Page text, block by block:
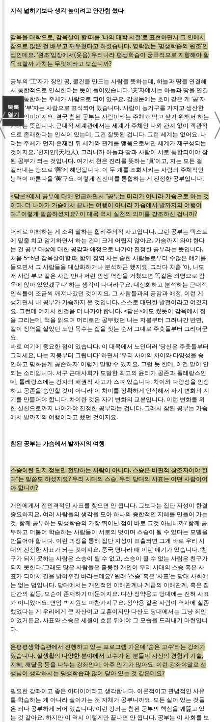
지식 넓히기보다 생각 높이려고 안간힘 썼다
감옥을 대학으로, 감옥살이 할 때를 ‘나의 대학 시절’로 표현하면서 그 안에서
참으로 많은 걸 배우고 깨우쳤다고 하셨습니다. 영락없는 ‘평생학습의 원조’인
셈인데요. ‘원조’입장에서(웃음) 우리나라 평생학습이 궁극적으로 지향해야 할
목표랄까 가치는 무엇이라고 보십니까?
공부의 ‘工’자가 장인 공, 물건을 만드는 사람을 뜻하는데, 하늘과 땅을 연결해
서 통합적으로 인식한다는 뜻이 들어있습니다. ‘夫’자에서는 하늘과 땅을 연결
하고 통합하는 주체가 사람으로 되어 있구요. 갑골문에는 호미 같은 게 ‘공’자
이고, ‘부’자는 사람으로 표식되어 있습니다. 사람이 농기구를 가지고 생산한
다는 의미이지요. 결국 참된 공부는 사람이라는 주체가 먹고 살기 위해서 하는
거라는 뜻입니다. 근대적 세계관에서는 세계가 주체인 나와 관계 없이 객관적
으로 존재한다는 인식이 있는데, 그건 잘못된 겁니다. 그런 세계는 없어요. 나
라는 주체가 먼저 존재한 뒤 세계와 관계를 맺음으로써만 세계가 재구성되는
것이지요. ‘천지인’(天地人), 그러니까 하늘과 땅과 사람이 서로 통합되어야 참
된 공부가 되는 것입니다. 여기서 천은 진리를 뜻하는 ‘眞’이고, 지는 모든 걸
길러내는 땅으로 ‘善’에 해당됩니다. 이 두 개를 조화시키는 사람의 주체적인
능력이 아름다울 ‘美’구요. 이렇게 진선미를 통합하는 게 진정한 공부입니다.
<담론>에서 공부에 대해 언급하면서 “공부는 머리가 아니라 가슴으로 하는 것
이다. 더 나아가 가슴에서 끝나는 여행이 아니라 가슴에서 발까지의 여행이
다.” 이렇게 말씀하셨지요? 이 대목 역시 실천의 의미를 강조하신 겁니까?
머리로 이해하는 게 소위 말하는 합리주의적 사고입니다. 그런 공부는 텍스트
에 밑줄 치고 암기하면서 하는 건데 크게 어렵지 않아요. 가슴까지 와야 한다
는 건 공부 대상에 대한 공감과 애정으로 나가야 진정한 공부라는 뜻입니다.
처음 5~6년 감옥살이할 때 함께 징역 사는 숱한 사람들로부터 수많은 얘기를
들으면서 그 사람들을 대상화하거나 분석하곤 했지요. 그러다 차츰 ‘아, 나도
저 사람 부모 같은 사람 만나 저런 인생 역정을 거쳤으면 똑같은 죄명으로 감
옥에 앉아 있었겠구나’ 하는 생각이 나더라구요. 대상화하고 분석하는 근대적
인식틀이 조금씩 깨져나갔던 것이지요. 그 사람들과의 공감과 애정, 이런 게
생기면서 내 공부가 가슴까지 온 것입니다. 스스로 대단한 발전이라고 여겼지
요. 그런데 여기서 한걸음 더 나가야 합니다. <담론>에도 썼듯이 감옥에서 집
을 그리는데, 책을 읽으며 머리로만 공부했던 나는 지붕부터 그려나간 반면,
같이 징역을 살았던 노인 목수는 집을 짓는 순서 그대로 주춧돌부터 그리더군
요.
바로 여기에 중요한 점이 있습니다. 이 대목에서 노인더러 ‘당신은 주춧돌부터
그리세요, 나는 지붕부터 그립니다’ 하면서 ‘우리 사이의 차이와 다양성을 승
인하고 평화롭게 공존하자’ 이렇게 말할 수 있지요. 그럴 듯 한데, 이건 말이 안
되는 소리입니다. 서구 근대사회가 도달한 최고의 윤리가 공존과 톨레랑스인
데, 톨레랑스에는 강자의 패권적 사고가 스며 있습니다. 차이와 다양성을 인정
하고 공존을 승인할 것이 아니라 이 차이를 정확하게 인식해서 자기 변화의 계
기를 만들어야 합니다. 차이란 것은 자기 변화의 교본입니다. 이런 변화를 위
한 실천으로까지 나아가야 진정한 공부라는 겁니다. 그래서 참된 공부는 가슴
에서 발까지의 여행이라고 했던 것이지요.
참된 공부는 가슴에서 발까지의 여행
스승이란 단지 정보만 전달하는 사람이 아니다. 스승은 비판적 창조자여야 한
다”는 말씀도 하셨지요? 우리 시대의 스승, 우리 당대의 사표는 어떤 사람이어
야 합니까?
개인에게서 전인격적인 사표를 찾으면 안 됩니다. 그보다는 집단 지성이 한결
중요하지요. 여러 사람들의 생각을 모아 하나의 종합적인 지혜를 만들어 가는
것, 함께 공부하는 평생학습의 가장 뛰어난 점이 바로 그것 아닙니까? 함께 공
부하고 더불어 학습하는 사람들이 서로의 벗이며 스승이 될 수 있다는 모델을
만들어야 합니다. 이런 과정을 통해 집단 지성이 표출되면 그게 바로 우리 시
대의 진정한 사표가 되는 것이지요. 중국 명나라 때 이런 얘기가 있습니다. ‘친
구가 되지 못하는 사람은 스승이 될 수 없고, 스승이 될 수 없는 사람은 친구가
되지 못한다.’그래도 많은 사람들은 훌륭한 개인이 우리 시대의 스승 혹은 사
표가 되어서 길을 밝혀주길 바라는데요? 원래 ‘스승’ 혹은 ‘사표’는 당대 사회에
는 없는 법입니다. 당대에서는 개인적인 이해관계나 계급의 이해관계, 혹은 집
단간의 갈등, 모순이 존재하기 때문이지요. 다산 정약용도 당대에는 전혀 사표
가 아니었어요. 연암 박지원도 마찬가지구요. 정약용 같은 사람이 역사에 실존
했었다는 게 우리에게 큰 자산이고 교훈이지만 다산도 당대에서는 그냥 죄인
이었거든요. 사표와 스승은 세월이 흐른 뒤에야 그 모습을 드러내기 마련입니
다.
은평평생학습관에서 진행하고 있는 프로그램 가운데 ‘숨은 고수’라는 강좌가
있습니다. 실생활의 다양한 분야에서 고수가 된 분들이 자신의 경험과 기술,
지혜, 깨달음 등을 나누는 강좌인데, 아주 인기가 많아요. 이런 강좌야말로 선
생님이 생각하시는 평생학습과 많이 닿아 있는 것 같은데요?
필요한 강좌이고 좋은 아디이어라고 생각합니다. 이론적이고 관념적인 사유
를 학습하는 게 아니라 살아가는 것 자체가 공부니까요. 모든 살아 있는 것들
은 죄다 공부하게 되어 있습니다. 이런 강좌는 참된 공부의 핵심을 꿰뚫고 있
는 것 같아요. 하지만 이 역시 이렇게만 끝나면 안 됩니다. 공부는 이 사회를 보
목록
열기